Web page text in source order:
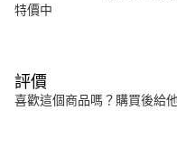
特價中
評價
喜歡這個商品嗎？購買後給